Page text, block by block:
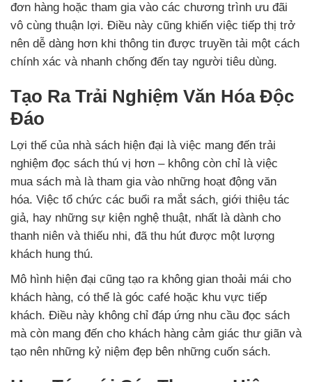
đơn hàng hoặc tham gia vào các chương trình ưu đãi
vô cùng thuận lợi. Điều này cũng khiến việc tiếp thị trở
nên dễ dàng hơn khi thông tin được truyền tải một cách
chính xác và nhanh chống đến tay người tiêu dùng.
Tạo Ra Trải Nghiệm Văn Hóa Độc
Đáo
Lợi thế của nhà sách hiện đại là việc mang đến trải
nghiệm đọc sách thú vị hơn – không còn chỉ là việc
mua sách mà là tham gia vào những hoạt động văn
hóa. Việc tổ chức các buổi ra mắt sách, giới thiệu tác
giả, hay những sự kiện nghệ thuật, nhất là dành cho
thanh niên và thiếu nhi, đã thu hút được một lượng
khách hung thú.
Mô hình hiện đại cũng tạo ra không gian thoải mái cho
khách hàng, có thể là góc café hoặc khu vực tiếp
khách. Điều này không chỉ đáp ứng nhu cầu đọc sách
mà còn mang đến cho khách hàng cảm giác thư giãn và
tạo nên những kỷ niệm đẹp bên những cuốn sách.